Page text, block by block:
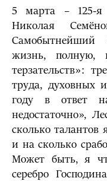
5 марта – 125-я
Николая
Самобытнейший
жизнь, полную,
терзательств»:
труда, духовных
году в ответ
недостаточно»,
сколько талантов
и на сколько
Может быть, я
серебро